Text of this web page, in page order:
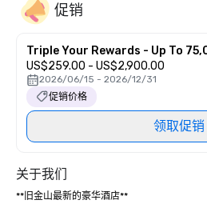
促销
Triple Your Rewards - Up To
US$259.00 - US$2,900.00
2026/06/15 - 2026/12/31
促销价格
领取促销
关于我们
**旧金山最新的豪华酒店**